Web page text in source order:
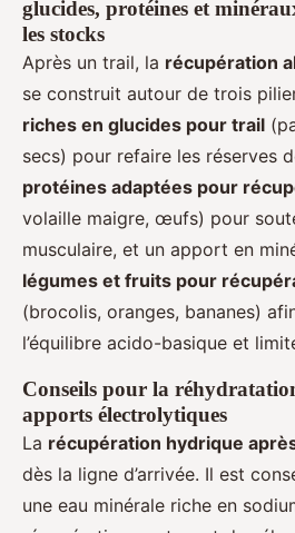
glucides, protéines et
les stocks
Après un trail, la récupération
se construit autour de trois
riches en glucides pour trail
secs) pour refaire les réserves
protéines adaptées pour
volaille maigre, œufs) pour
musculaire, et un apport en
légumes et fruits pour
(brocolis, oranges, bananes)
l’équilibre acido-basique et
Conseils pour la
apports électrolytiques
La récupération hydrique
dès la ligne d’arrivée. Il est
une eau minérale riche en